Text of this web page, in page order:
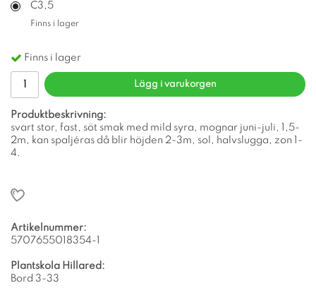
C3,5
Finns i lager
Finns i lager
Lägg i varukorgen
Produktbeskrivning:
svart stor, fast, söt smak med mild syra, mognar juni-juli, 1,5-
2m, kan spaljéras då blir höjden 2-3m, sol, halvslugga, zon 1-
4.
Artikelnummer:
5707655018354-1
Plantskola Hillared:
Bord 3-33